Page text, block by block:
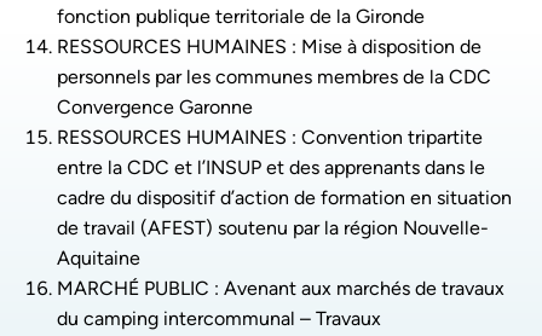
fonction publique territoriale de la Gironde
RESSOURCES HUMAINES : Mise à disposition de
personnels par les communes membres de la CDC
Convergence Garonne
RESSOURCES HUMAINES : Convention tripartite
entre la CDC et l’INSUP et des apprenants dans le
cadre du dispositif d’action de formation en situation
de travail (AFEST) soutenu par la région Nouvelle-
Aquitaine
MARCHÉ PUBLIC : Avenant aux marchés de travaux
du camping intercommunal – Travaux